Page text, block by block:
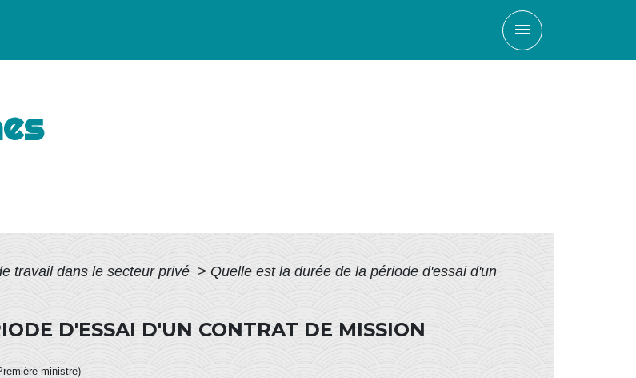
menu
travail dans le secteur privé > Quelle est la durée de la période d'essai d'un
D'ESSAI D'UN CONTRAT DE MISSION
ministre)